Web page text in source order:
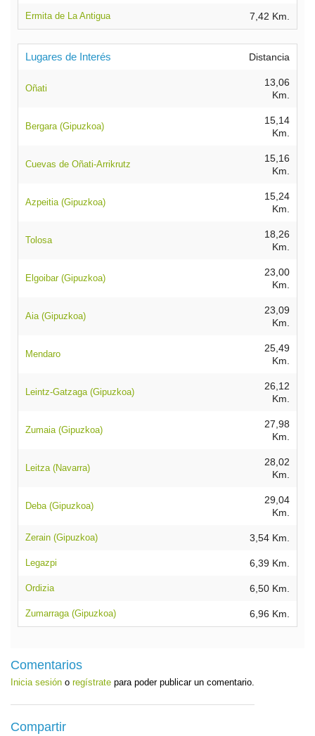
Ermita de La Antigua 7,42 Km.
Lugares de Interés Distancia
Oñati
13,06
Km.
Bergara (Gipuzkoa)
15,14
Km.
Cuevas de Oñati-Arrikrutz
15,16
Km.
Azpeitia (Gipuzkoa)
15,24
Km.
Tolosa
18,26
Km.
Elgoibar (Gipuzkoa)
23,00
Km.
Aia (Gipuzkoa)
23,09
Km.
Mendaro
25,49
Km.
Leintz-Gatzaga (Gipuzkoa)
26,12
Km.
Zumaia (Gipuzkoa)
27,98
Km.
Leitza (Navarra)
28,02
Km.
Deba (Gipuzkoa)
29,04
Km.
Zerain (Gipuzkoa) 3,54 Km.
Legazpi 6,39 Km.
Ordizia 6,50 Km.
Zumarraga (Gipuzkoa) 6,96 Km.
Comentarios
Inicia sesión o regístrate para poder publicar un comentario.
Compartir